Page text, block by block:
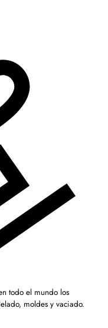
todo el mundo los
moldes y vaciado.